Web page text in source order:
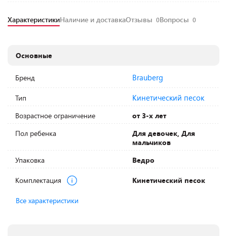
ХарактеристикиНаличие и доставкаОтзывы 0Вопросы 0
Основные
Бренд Brauberg
Тип Кинетический песок
Возрастное ограничение
от 3-х лет
Пол ребенка
Для девочек, Для
мальчиков
Упаковка
Ведро
Комплектация Кинетический песок
Все характеристики